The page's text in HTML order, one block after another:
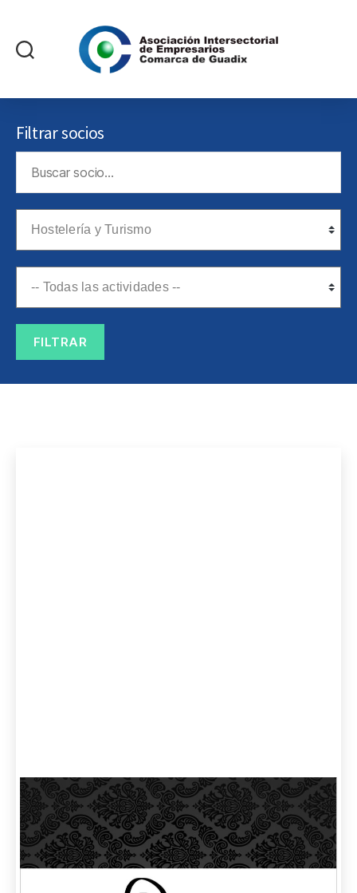
Intersectorial
Comarca
Filtrar socios
FILTRAR